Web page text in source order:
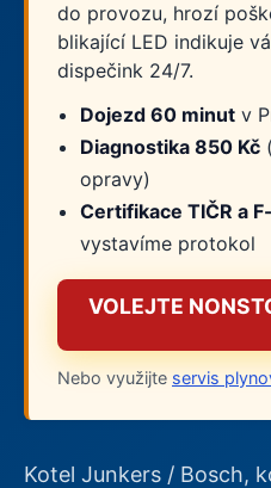
do provozu, hrozí
blikající LED indikuje
dispečink 24/7.
Dojezd 60 minut v
Diagnostika 850 Kč
opravy)
Certifikace TIČR a
vystavíme protokol
VOLEJTE
Nebo využijte servis
Kotel Junkers / Bosch,